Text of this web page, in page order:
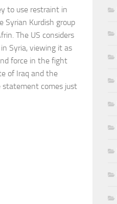
to use restraint in
Syrian Kurdish group
The US considers
Syria, viewing it as
force in the fight
of Iraq and the
statement comes just